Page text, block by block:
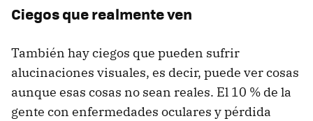
Ciegos que realmente ven
También hay ciegos que pueden sufrir
alucinaciones visuales, es decir, puede ver cosas
aunque esas cosas no sean reales. El 10 % de la
gente con enfermedades oculares y pérdida